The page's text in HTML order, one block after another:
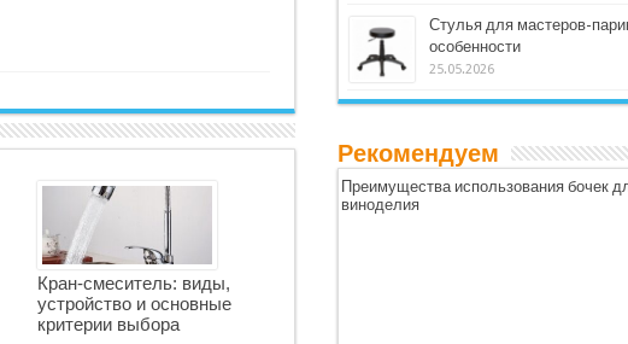
Кран-смеситель: виды,
устройство и основные
критерии выбора
Стулья для мастеров-
особенности
25.05.2026
Рекомендуем
Преимущества использования бочек
виноделия